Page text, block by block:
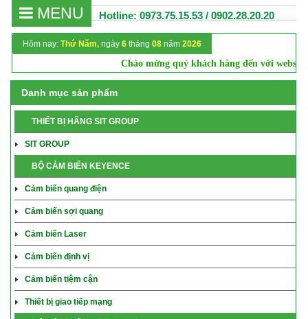
Hotline: 0973.75.15.53 / 0902.28.20.20
MENU
Hôm nay: Thứ Năm, ngày 6tháng 08năm 2026
Chào mừng quý khách hàng đến với website
Danh mục sản phẩm
THIẾT BỊ HÃNG SIT GROUP
SIT GROUP
BỘ CẢM BIẾN KEYENCE
Cảm biến quang điện
Cảm biến sợi quang
Cảm biến Laser
Cảm biến định vị
Cảm biến tiệm cận
Thiết bị giao tiếp mạng